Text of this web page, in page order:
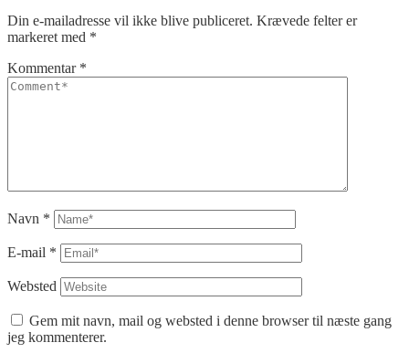
Din e-mailadresse vil ikke blive publiceret. Krævede felter er
markeret med *
Kommentar *
Navn *
E-mail *
Websted
Gem mit navn, mail og websted i denne browser til næste gang
jeg kommenterer.